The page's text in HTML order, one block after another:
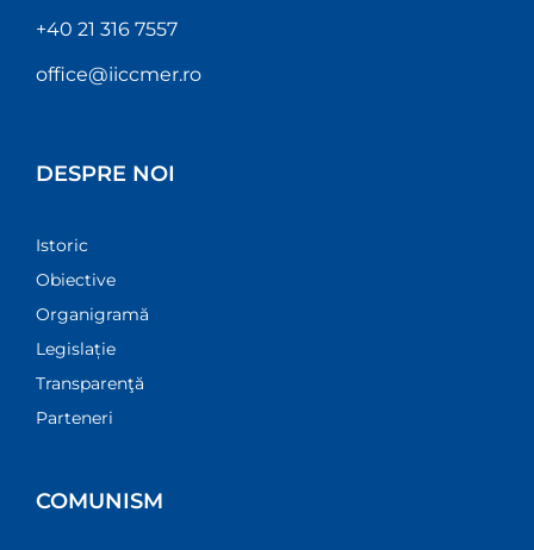
+40 21 316 7557
office@iiccmer.ro
DESPRE NOI
Istoric
Obiective
Organigramă
Legislație
Transparenţă
Parteneri
COMUNISM